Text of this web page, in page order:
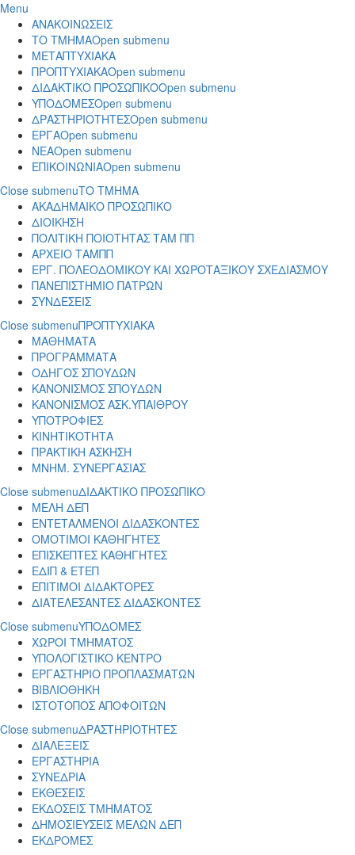
Menu
ΑΝΑΚΟΙΝΩΣΕΙΣ
ΤΟ ΤΜΗΜΑOpen submenu
ΜΕΤΑΠΤΥΧΙΑΚΑ
ΠΡΟΠΤΥΧΙΑΚΑOpen submenu
ΔΙΔΑΚΤΙΚΟ ΠΡΟΣΩΠΙΚΟOpen submenu
ΥΠΟΔΟΜΕΣOpen submenu
ΔΡΑΣΤΗΡΙΟΤΗΤΕΣOpen submenu
ΕΡΓΑOpen submenu
ΝΕΑOpen submenu
ΕΠΙΚΟΙΝΩΝΙΑOpen submenu
Close submenuΤΟ ΤΜΗΜΑ
ΑΚΑΔΗΜΑΙΚΟ ΠΡΟΣΩΠΙΚΟ
ΔΙΟΙΚΗΣΗ
ΠΟΛΙΤΙΚΗ ΠΟΙΟΤΗΤΑΣ ΤΑΜ ΠΠ
ΑΡΧΕΙΟ ΤΑΜΠΠ
ΕΡΓ. ΠΟΛΕΟΔΟΜΙΚΟΥ ΚΑΙ ΧΩΡΟΤΑΞΙΚΟΥ ΣΧΕΔΙΑΣΜΟΥ
ΠΑΝΕΠΙΣΤΗΜΙΟ ΠΑΤΡΩΝ
ΣΥΝΔΕΣΕΙΣ
Close submenuΠΡΟΠΤΥΧΙΑΚΑ
ΜΑΘΗΜΑΤΑ
ΠΡΟΓΡΑΜΜΑΤΑ
ΟΔΗΓΟΣ ΣΠΟΥΔΩΝ
ΚΑΝΟΝΙΣΜΟΣ ΣΠΟΥΔΩΝ
ΚΑΝΟΝΙΣΜΟΣ ΑΣΚ.ΥΠΑΙΘΡΟΥ
ΥΠΟΤΡΟΦΙΕΣ
ΚΙΝΗΤΙΚΟΤΗΤΑ
ΠΡΑΚΤΙΚΗ ΑΣΚΗΣΗ
ΜΝΗΜ. ΣΥΝΕΡΓΑΣΙΑΣ
Close submenuΔΙΔΑΚΤΙΚΟ ΠΡΟΣΩΠΙΚΟ
ΜΕΛΗ ΔΕΠ
ΕΝΤΕΤΑΛΜΕΝΟΙ ΔΙΔΑΣΚΟΝΤΕΣ
ΟΜΟΤΙΜΟΙ ΚΑΘΗΓΗΤΕΣ
ΕΠΙΣΚΕΠΤΕΣ ΚΑΘΗΓΗΤΕΣ
ΕΔΙΠ & ΕΤΕΠ
ΕΠΙΤΙΜΟΙ ΔΙΔΑΚΤΟΡΕΣ
ΔΙΑΤΕΛΕΣΑΝΤΕΣ ΔΙΔΑΣΚΟΝΤΕΣ
Close submenuΥΠΟΔΟΜΕΣ
ΧΩΡΟΙ ΤΜΗΜΑΤΟΣ
ΥΠΟΛΟΓΙΣΤΙΚΟ ΚΕΝΤΡΟ
ΕΡΓΑΣΤΗΡΙΟ ΠΡΟΠΛΑΣΜΑΤΩΝ
ΒΙΒΛΙΟΘΗΚΗ
ΙΣΤΟΤΟΠΟΣ ΑΠΟΦΟΙΤΩΝ
Close submenuΔΡΑΣΤΗΡΙΟΤΗΤΕΣ
ΔΙΑΛΕΞΕΙΣ
ΕΡΓΑΣΤΗΡΙΑ
ΣΥΝΕΔΡΙΑ
ΕΚΘΕΣΕΙΣ
ΕΚΔΟΣΕΙΣ ΤΜΗΜΑΤΟΣ
ΔΗΜΟΣΙΕΥΣΕΙΣ ΜΕΛΩΝ ΔΕΠ
ΕΚΔΡΟΜΕΣ